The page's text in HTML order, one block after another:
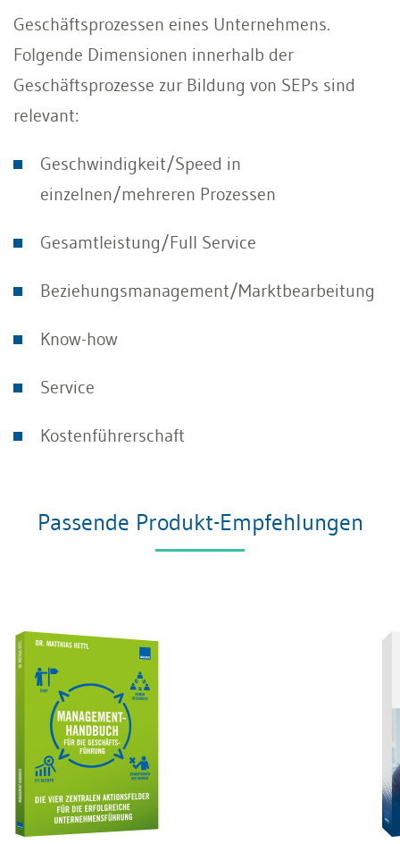
Geschäftsprozessen eines Unternehmens.
Folgende Dimensionen innerhalb der
Geschäftsprozesse zur Bildung von SEPs sind
relevant:
Geschwindigkeit/Speed in
einzelnen/mehreren Prozessen
Gesamtleistung/Full Service
Beziehungsmanagement/Marktbearbeitung
Know-how
Service
Kostenführerschaft
Passende Produkt-Empfehlungen